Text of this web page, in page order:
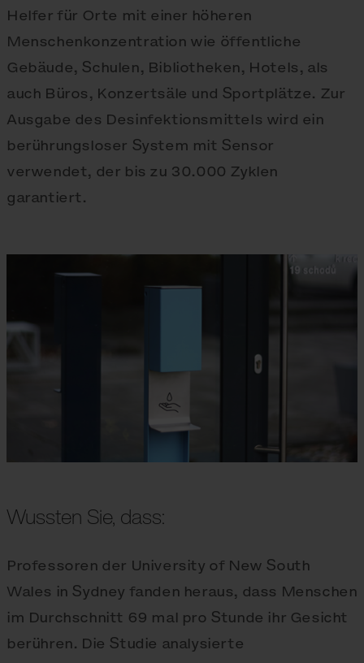
Helfer für Orte mit einer höheren
Menschenkonzentration wie öffentliche
Gebäude, Schulen, Bibliotheken, Hotels, als
auch Büros, Konzertsäle und Sportplätze. Zur
Ausgabe des Desinfektionsmittels wird ein
berührungsloser System mit Sensor
verwendet, der bis zu 30.000 Zyklen
garantiert.
Wussten Sie, dass:
Professoren der University of New South
Wales in Sydney fanden heraus, dass Menschen
im Durchschnitt 69 mal pro Stunde ihr Gesicht
berühren. Die Studie analysierte